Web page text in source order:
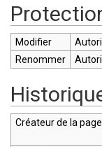
Modifier
Renommer
Créateur de la page